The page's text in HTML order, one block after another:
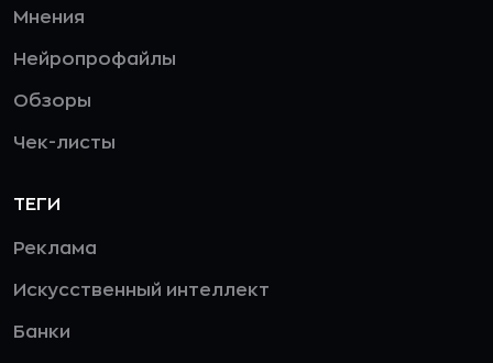
Мнения
Нейропрофайлы
Обзоры
Чек-листы
ТЕГИ
Реклама
Искусственный интеллект
Банки